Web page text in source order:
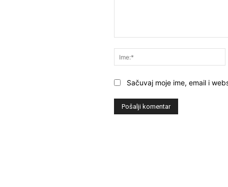
Sačuvaj moje ime, email i